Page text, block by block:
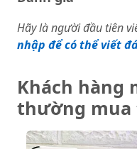
Hãy là người đầu tiên
nhập để có thể viết
Khách hàng
thường mua